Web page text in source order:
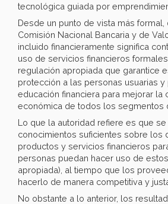
tecnológica guiada por
Desde un punto de vista más
Comisión Nacional Bancaria y de
incluido financieramente significa
uso de servicios financieros
regulación apropiada que garantice
protección a las personas usuarias y
educación financiera para mejorar la
económica de todos los segmentos
Lo que la autoridad refiere es que
conocimientos suficientes sobre los
productos y servicios financieros
personas puedan hacer uso de
apropiada), al tiempo que los
hacerlo de manera competitiva y
No obstante a lo anterior, los